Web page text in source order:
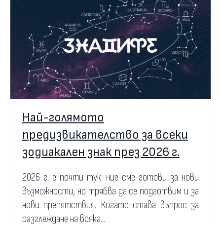
Най-голямото
предизвикателство за всеки
зодиакален знак през 2026 г.
2026 г. е почти тук: ние сме готови за нови
възможности, но трябва да се подготвим и за
нови препятствия. Когато става въпрос за
разглеждане на всяка...